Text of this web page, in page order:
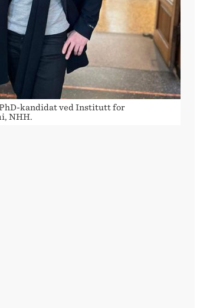
kandidat ved Institutt for
NHH.